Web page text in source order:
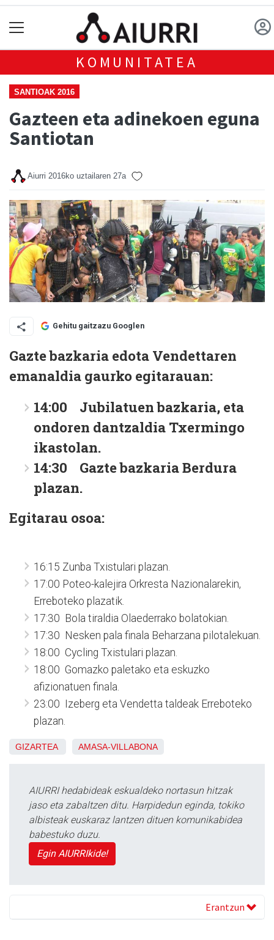
KOMUNITATEA
SANTIOAK 2016
Gazteen eta adinekoen eguna
Santiotan
Aiurri 2016ko uztailaren 27a
Gehitu gaitzazu Googlen
Gazte bazkaria edota Vendettaren
emanaldia gaurko egitarauan:
14:00 Jubilatuen bazkaria, eta
ondoren dantzaldia Txermingo
ikastolan.
14:30 Gazte bazkaria Berdura
plazan.
Egitarau osoa:
16:15 Zunba Txistulari plazan.
17:00 Poteo-kalejira Orkresta Nazionalarekin,
Erreboteko plazatik.
17:30 Bola tiraldia Olaederrako bolatokian.
17:30 Nesken pala finala Beharzana pilotalekuan.
18:00 Cycling Txistulari plazan.
18:00 Gomazko paletako eta eskuzko
afizionatuen finala.
23:00 Izeberg eta Vendetta taldeak Erreboteko
plazan.
GIZARTEA AMASA-VILLABONA
AIURRI hedabideak eskualdeko nortasun hitzak
jaso eta zabaltzen ditu. Harpidedun eginda, tokiko
albisteak euskaraz lantzen dituen komunikabidea
babestuko duzu.
Egin AIURRIkide!
Erantzun